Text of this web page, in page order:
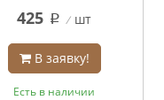
425 q шт
В заявку!
Есть в наличии